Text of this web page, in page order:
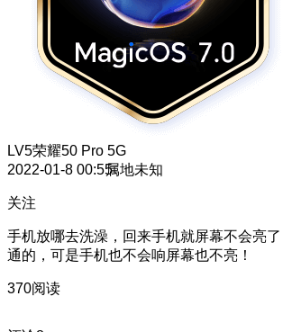
LV5荣耀50 Pro 5G
2022-01-8 00:55属地未知
关注
手机放哪去洗澡，回来手机就屏幕不会亮
通的，可是手机也不会响屏幕也不亮！
370阅读